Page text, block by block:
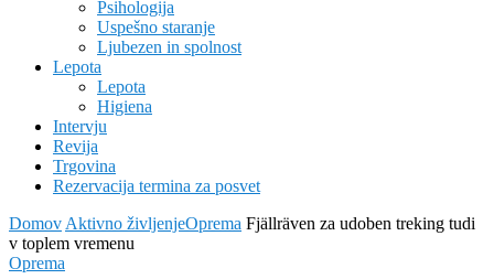
Psihologija
Uspešno staranje
Ljubezen in spolnost
Lepota
Lepota
Higiena
Intervju
Revija
Trgovina
Rezervacija termina za posvet
Domov Aktivno življenjeOprema Fjällräven za udoben treking tudi
v toplem vremenu
Oprema